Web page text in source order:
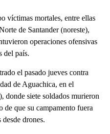
víctimas mortales, entre ellas
de Santander (noreste),
operaciones ofensivas
del país.
el pasado jueves contra
de Aguachica, en el
donde siete soldados murieron
de que su campamento fuera
drones.